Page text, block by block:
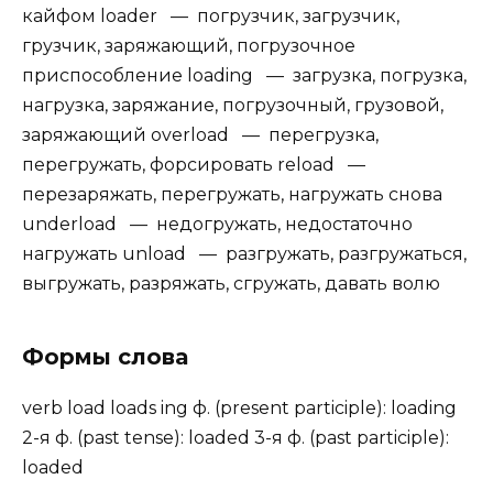
кайфом loader — погрузчик, загрузчик,
грузчик, заряжающий, погрузочное
приспособление loading — загрузка, погрузка,
нагрузка, заряжание, погрузочный, грузовой,
заряжающий overload — перегрузка,
перегружать, форсировать reload —
перезаряжать, перегружать, нагружать снова
underload — недогружать, недостаточно
нагружать unload — разгружать, разгружаться,
выгружать, разряжать, сгружать, давать волю
Формы слова
verb load loads ing ф. (present participle): loading
2-я ф. (past tense): loaded 3-я ф. (past participle):
loaded